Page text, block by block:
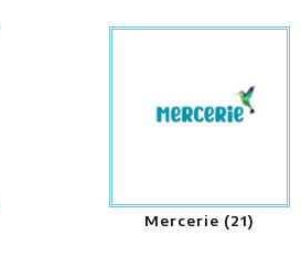
Mercerie (21)